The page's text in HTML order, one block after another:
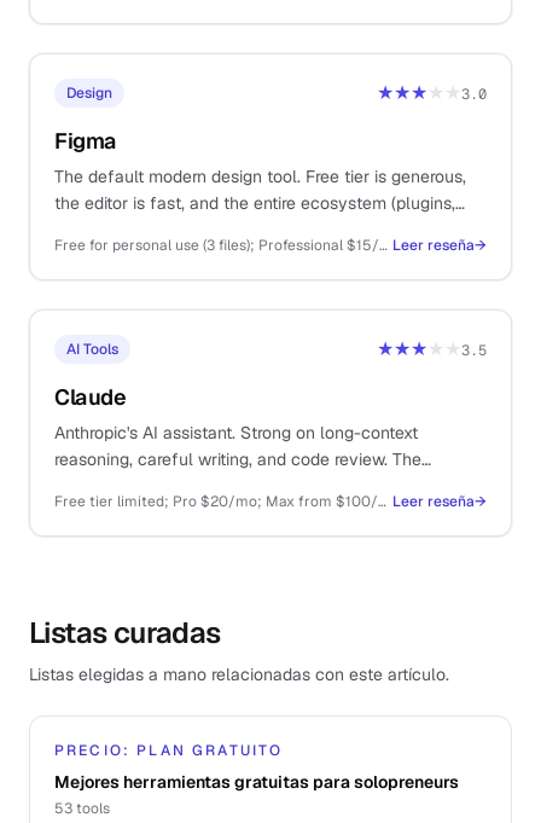
Design ★★★★★3.0
Figma
The default modern design tool. Free tier is generous,
the editor is fast, and the entire ecosystem (plugins,
Free for personal use (3 files); Professional $15/editor/mo; Organisation $45/editor/mo Leer reseña→
AI Tools ★★★★★3.5
Claude
Anthropic's AI assistant. Strong on long-context
reasoning, careful writing, and code review. The
Free tier limited; Pro $20/mo; Max from $100/mo; API pay-as-you-go Leer reseña→
Listas curadas
Listas elegidas a mano relacionadas con este artículo.
PRECIO: PLAN GRATUITO
Mejores herramientas gratuitas para solopreneurs
53tools